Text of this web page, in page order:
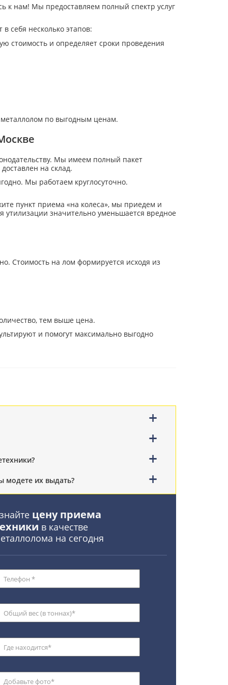
к нам! Мы предоставляем полный спектр услуг
себя несколько этапов:
стоимость и определяет сроки проведения
по выгодным ценам.
Мы имеем полный пакет
на склад.
Мы работаем круглосуточно.
пункт приема «на колеса», мы приедем и
утилизации значительно уменьшается вредное
Стоимость на лом формируется исходя из
тем выше цена.
и помогут максимально выгодно
их выдать?
цену приема
в качестве
на сегодня